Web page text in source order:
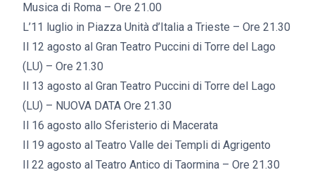
Musica di Roma – Ore 21.00
L’11 luglio in Piazza Unità d’Italia a Trieste – Ore 21.30
Il 12 agosto al Gran Teatro Puccini di Torre del Lago
(LU) – Ore 21.30
Il 13 agosto al Gran Teatro Puccini di Torre del Lago
(LU) – NUOVA DATA Ore 21.30
Il 16 agosto allo Sferisterio di Macerata
Il 19 agosto al Teatro Valle dei Templi di Agrigento
Il 22 agosto al Teatro Antico di Taormina – Ore 21.30